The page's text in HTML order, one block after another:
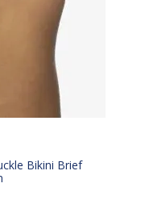
Bikini Brief